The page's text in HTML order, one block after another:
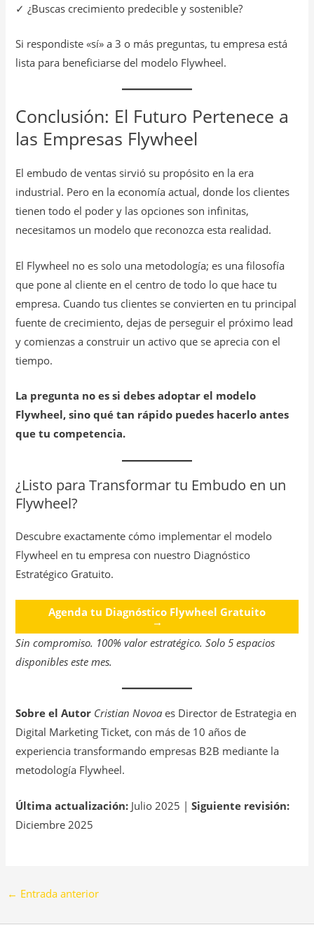
✓ ¿Buscas crecimiento predecible y sostenible?
Si respondiste «sí» a 3 o más preguntas, tu empresa está
lista para beneficiarse del modelo Flywheel.
Conclusión: El Futuro Pertenece a
las Empresas Flywheel
El embudo de ventas sirvió su propósito en la era
industrial. Pero en la economía actual, donde los clientes
tienen todo el poder y las opciones son infinitas,
necesitamos un modelo que reconozca esta realidad.
El Flywheel no es solo una metodología; es una filosofía
que pone al cliente en el centro de todo lo que hace tu
empresa. Cuando tus clientes se convierten en tu principal
fuente de crecimiento, dejas de perseguir el próximo lead
y comienzas a construir un activo que se aprecia con el
tiempo.
La pregunta no es si debes adoptar el modelo
Flywheel, sino qué tan rápido puedes hacerlo antes
que tu competencia.
¿Listo para Transformar tu Embudo en un
Flywheel?
Descubre exactamente cómo implementar el modelo
Flywheel en tu empresa con nuestro Diagnóstico
Estratégico Gratuito.
Agenda tu Diagnóstico Flywheel Gratuito
→
Sin compromiso. 100% valor estratégico. Solo 5 espacios
disponibles este mes.
Sobre el Autor Cristian Novoa es Director de Estrategia en
Digital Marketing Ticket, con más de 10 años de
experiencia transformando empresas B2B mediante la
metodología Flywheel.
Última actualización: Julio 2025 |Siguiente revisión:
Diciembre 2025
← Entrada anterior